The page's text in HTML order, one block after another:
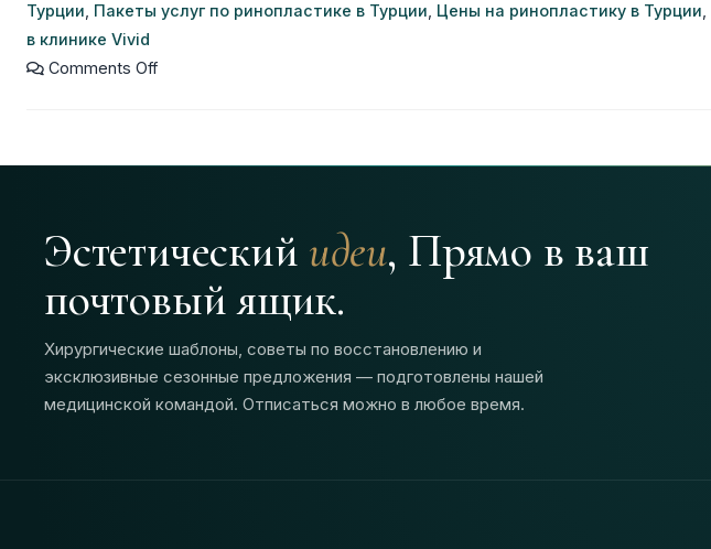
Турции, Пакеты услуг по ринопластике в Турции, Цены на ринопластику в Турции,
в клинике Vivid
Comments Off
Эстетический идеи, Прямо в ваш
почтовый ящик.
Хирургические шаблоны, советы по восстановлению и
эксклюзивные сезонные предложения — подготовлены нашей
медицинской командой. Отписаться можно в любое время.